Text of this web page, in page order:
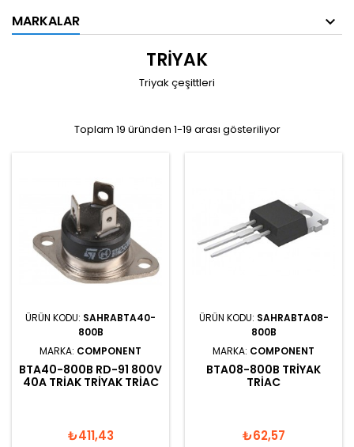
MARKALAR
TRIYAK
Triyak çeşittleri
Toplam 19 üründen 1-19 arası gösteriliyor
ÜRÜN KODU: SAHRABTA40-
800B
MARKA: COMPONENT
BTA40-800B RD-91 800V
40A TRIAK TRIYAK TRIAC
₺411,43
ÜRÜN KODU: SAHRABTA08-
800B
MARKA: COMPONENT
BTA08-800B TRIYAK
TRIAC
₺62,57